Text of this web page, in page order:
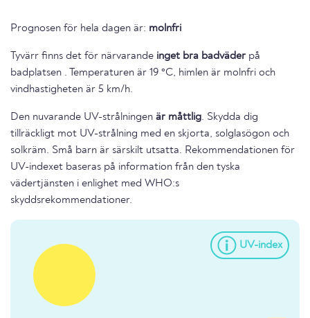
Prognosen för hela dagen är: molnfri
Tyvärr finns det för närvarande inget bra badväder på
badplatsen . Temperaturen är 19 °C, himlen är molnfri och
vindhastigheten är 5 km/h.
Den nuvarande UV-strålningen är måttlig. Skydda dig
tillräckligt mot UV-strålning med en skjorta, solglasögon och
solkräm. Små barn är särskilt utsatta. Rekommendationen för
UV-indexet baseras på information från den tyska
vädertjänsten i enlighet med WHO:s
skyddsrekommendationer.
UV-index